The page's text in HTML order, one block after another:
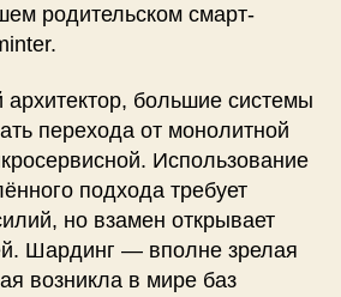
родительском смарт-
архитектор, большие системы
перехода от монолитной
Использование
подхода требует
но взамен открывает
Шардинг — вполне зрелая
возникла в мире баз